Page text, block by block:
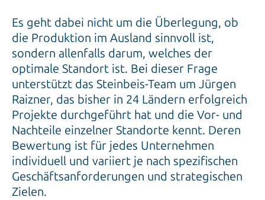
Es geht dabei nicht um die Überlegung, ob
die Produktion im Ausland sinnvoll ist,
sondern allenfalls darum, welches der
optimale Standort ist. Bei dieser Frage
unterstützt das Steinbeis-Team um Jürgen
Raizner, das bisher in 24 Ländern erfolgreich
Projekte durchgeführt hat und die Vor- und
Nachteile einzelner Standorte kennt. Deren
Bewertung ist für jedes Unternehmen
individuell und variiert je nach spezifischen
Geschäftsanforderungen und strategischen
Zielen.